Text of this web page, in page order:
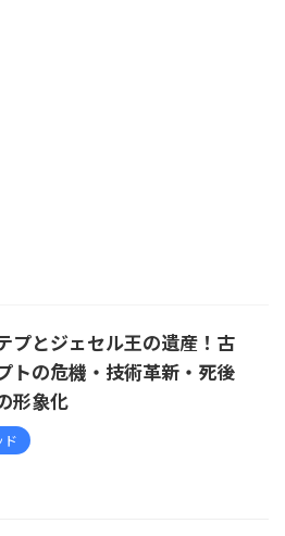
プとジェセル王の遺産！古
トの危機・技術革新・死後
形象化
ド